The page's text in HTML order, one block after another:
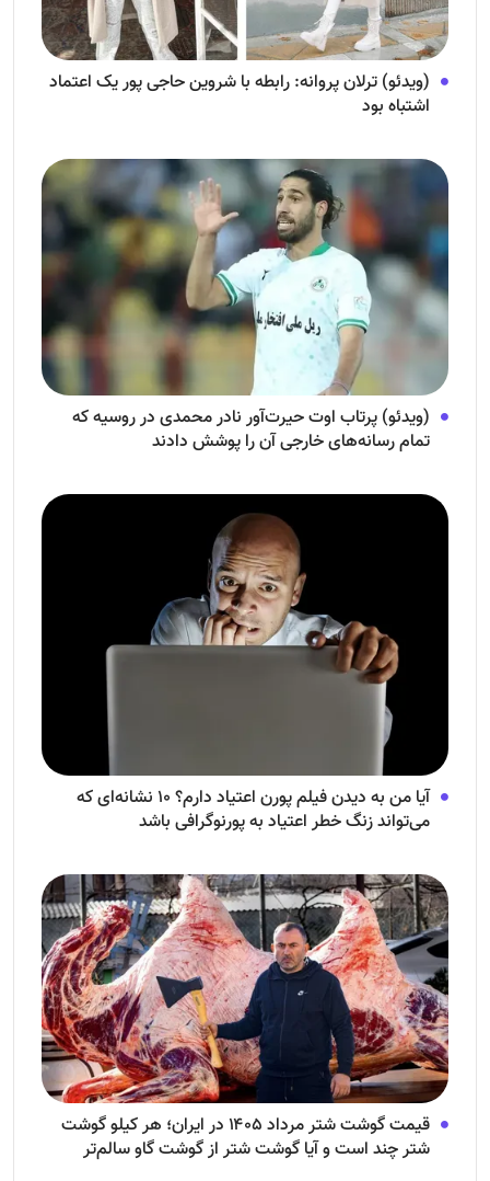
(ویدئو) ترلان پروانه: رابطه با شروین حاجی پور یک اعتماد
اشتباه بود
(ویدئو) پرتاب اوت حیرت‌آور نادر محمدی در روسیه که
تمام رسانه‌های خارجی آن را پوشش دادند
آیا من به دیدن فیلم پورن اعتیاد دارم؟ ۱۰ نشانه‌ای که
می‌تواند زنگ خطر اعتیاد به پورنوگرافی باشد
قیمت گوشت شتر مرداد ۱۴۰۵ در ایران؛ هر کیلو گوشت
شتر چند است و آیا گوشت شتر از گوشت گاو سالم‌تر